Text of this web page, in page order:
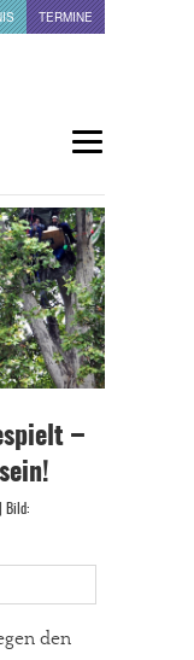
TERMINE
–
| Bild:
den